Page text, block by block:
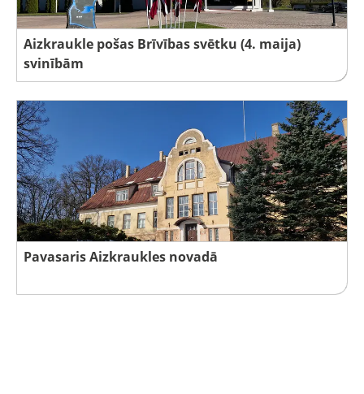
Aizkraukle pošas Brīvības svētku (4. maija)
svinībām
Pavasaris Aizkraukles novadā